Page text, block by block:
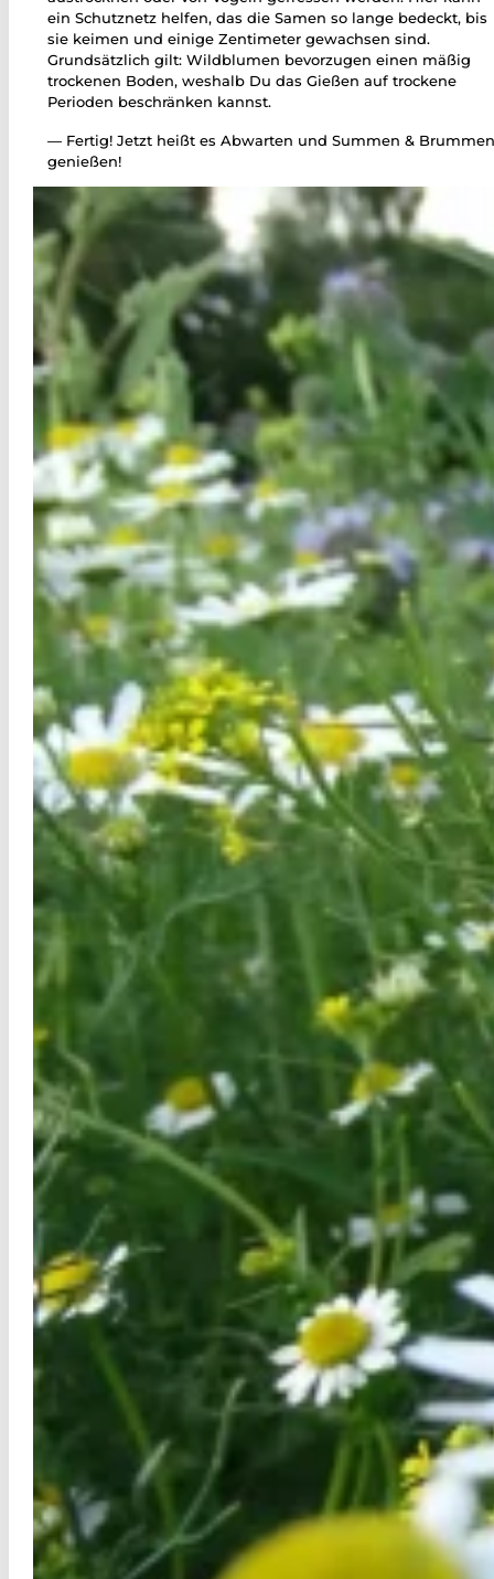
ein Schutznetz helfen, das die Samen so lange bedeckt, bis
sie keimen und einige Zentimeter gewachsen sind.
Grundsätzlich gilt: Wildblumen bevorzugen einen mäßig
trockenen Boden, weshalb Du das Gießen auf trockene
Perioden beschränken kannst.
— Fertig! Jetzt heißt es Abwarten und Summen &
genießen!